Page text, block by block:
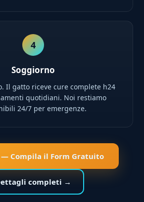
4
Soggiorno
Il gatto riceve cure complete h24
quotidiani. Noi restiamo
24/7 per emergenze.
Compila il Form Gratuito
completi →